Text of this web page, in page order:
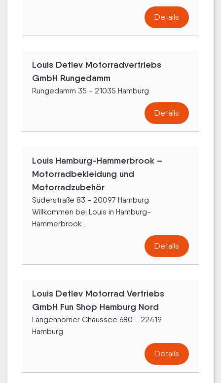
Details
Louis Detlev Motorradvertriebs
GmbH Rungedamm
Rungedamm 35 - 21035 Hamburg
Details
Louis Hamburg-Hammerbrook –
Motorradbekleidung und
Motorradzubehör
Süderstraße 83 - 20097 Hamburg
Willkommen bei Louis in Hamburg-
Hammerbrook...
Details
Louis Detlev Motorrad Vertriebs
GmbH Fun Shop Hamburg Nord
Langenhorner Chaussee 680 - 22419
Hamburg
Details